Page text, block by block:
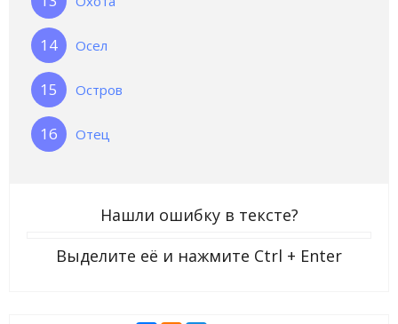
Осел
Остров
Отец
Нашли ошибку в тексте?
Выделите её и нажмите Ctrl + Enter